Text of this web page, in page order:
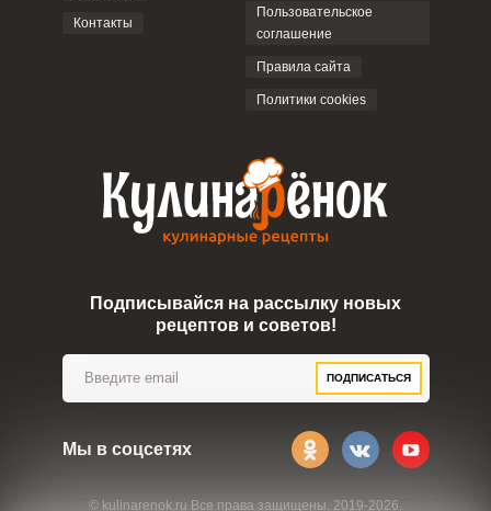
© kulinarenok.ru Все права защищены. 2019-2026.
Контакты
Пользовательское
соглашение
Правила сайта
Политики cookies
Подписывайся на рассылку новых
рецептов и советов!
ПОДПИСАТЬСЯ
Мы в соцсетях